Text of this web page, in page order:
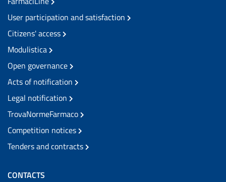
User participation and satisfaction
Citizens' access
Modulistica
Open governance
Acts of notification
Legal notification
TrovaNormeFarmaco
Competition notices
Tenders and contracts
CONTACTS